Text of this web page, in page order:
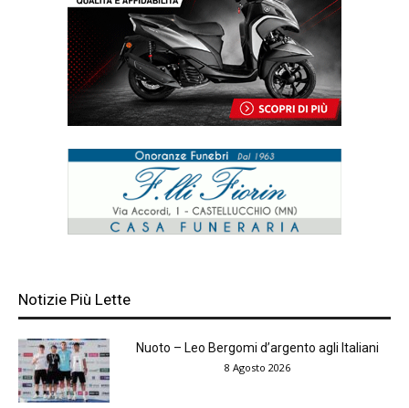
Notizie Più Lette
Nuoto – Leo Bergomi d’argento agli Italiani
8 Agosto 2026